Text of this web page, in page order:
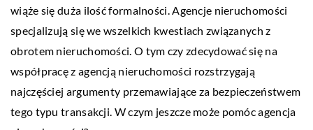
wiąże się duża ilość formalności. Agencje nieruchomości
specjalizują się we wszelkich kwestiach związanych z
obrotem nieruchomości. O tym czy zdecydować się na
współpracę z agencją nieruchomości rozstrzygają
najczęściej argumenty przemawiające za bezpieczeństwem
tego typu transakcji. W czym jeszcze może pomóc agencja